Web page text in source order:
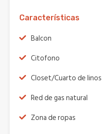
Características
Balcon
Citofono
Closet/Cuarto de linos
Red de gas natural
Zona de ropas